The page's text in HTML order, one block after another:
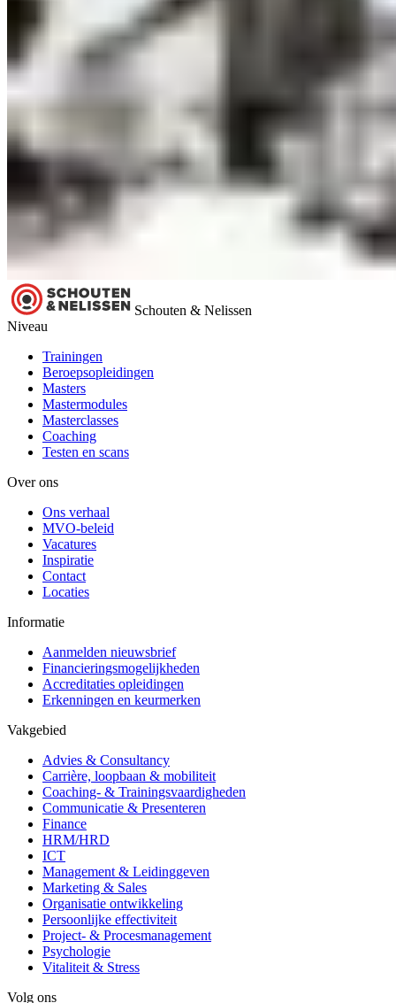
Schouten & Nelissen
Niveau
Trainingen
Beroepsopleidingen
Masters
Mastermodules
Masterclasses
Coaching
Testen en scans
Over ons
Ons verhaal
MVO-beleid
Vacatures
Inspiratie
Contact
Locaties
Informatie
Aanmelden nieuwsbrief
Financieringsmogelijkheden
Accreditaties opleidingen
Erkenningen en keurmerken
Vakgebied
Advies & Consultancy
Carrière, loopbaan & mobiliteit
Coaching- & Trainingsvaardigheden
Communicatie & Presenteren
Finance
HRM/HRD
ICT
Management & Leidinggeven
Marketing & Sales
Organisatie ontwikkeling
Persoonlijke effectiviteit
Project- & Procesmanagement
Psychologie
Vitaliteit & Stress
Volg ons